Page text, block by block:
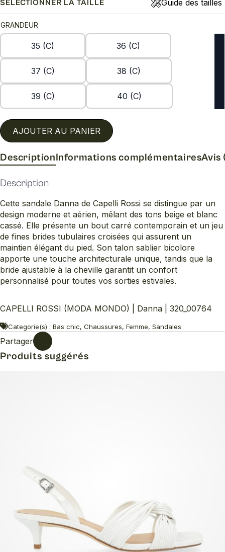
SÉLECTIONNER LA TAILLE Guide des tailles
GRANDEUR
35 (C) 36 (C)
37 (C) 38 (C)
39 (C) 40 (C)
AJOUTER AU PANIER
DescriptionInformations complémentairesAvis
Description
Cette sandale Danna de Capelli Rossi se distingue par un
design moderne et aérien, mêlant des tons beige et blanc
cassé. Elle présente un bout carré contemporain et un jeu
de fines brides tubulaires croisées qui assurent un
maintien élégant du pied. Son talon sablier bicolore
apporte une touche architecturale unique, tandis que la
bride ajustable à la cheville garantit un confort
personnalisé pour toutes vos sorties estivales.
CAPELLI ROSSI (MODA MONDO) | Danna | 320_00764
Categorie(s) : Bas chic, Chaussures, Femme, Sandales
Partager
Produits suggérés